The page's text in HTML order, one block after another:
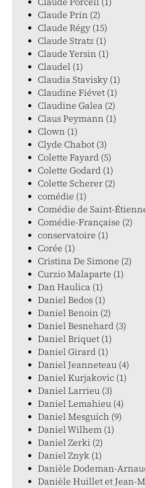
Claude Prin (2)
Claude Régy (15)
Claude Stratz (1)
Claude Yersin (1)
Claudel (1)
Claudia Stavisky (1)
Claudine Fiévet (1)
Claudine Galea (2)
Claus Peymann (1)
Clown (1)
Clyde Chabot (3)
Colette Fayard (5)
Colette Godard (1)
Colette Scherer (2)
comédie (1)
Comédie de Saint-
Comédie-Française (2)
conservatoire (1)
Corée (1)
Cristina De Simone (2)
Curzio Malaparte (1)
Dan Haulica (1)
Daniel Bedos (1)
Daniel Benoin (2)
Daniel Besnehard (3)
Daniel Briquet (1)
Daniel Girard (1)
Daniel Jeanneteau (4)
Daniel Kurjakovic (1)
Daniel Larrieu (3)
Daniel Lemahieu (4)
Daniel Mesguich (9)
Daniel Wilhem (1)
Daniel Zerki (2)
Daniel Znyk (1)
Danièle Dodeman-
Danièle Huillet et Jean-